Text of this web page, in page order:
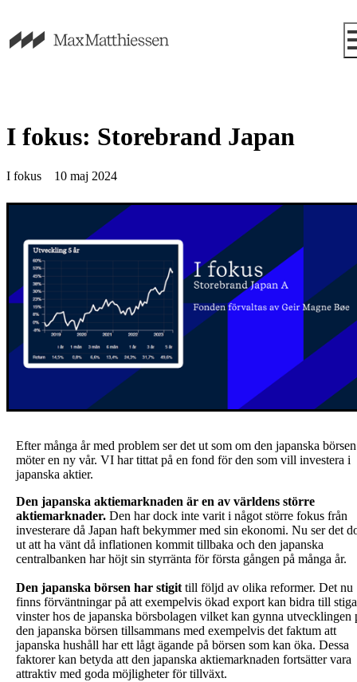
I fokus: Storebrand Japan
I fokus 10 maj 2024
Efter många år med problem ser det ut som om den japanska börsen
möter en ny vår. VI har tittat på en fond för den som vill investera i
japanska aktier.
Den japanska aktiemarknaden är en av världens större
aktiemarknader. Den har dock inte varit i något större fokus från
investerare då Japan haft bekymmer med sin ekonomi. Nu ser det
ut att ha vänt då inflationen kommit tillbaka och den japanska
centralbanken har höjt sin styrränta för första gången på många år.
Den japanska börsen har stigit till följd av olika reformer. Det nu
finns förväntningar på att exempelvis ökad export kan bidra till
vinster hos de japanska börsbolagen vilket kan gynna utvecklingen
den japanska börsen tillsammans med exempelvis det faktum att
japanska hushåll har ett lågt ägande på börsen som kan öka. Dessa
faktorer kan betyda att den japanska aktiemarknaden fortsätter vara
attraktiv med goda möjligheter för tillväxt.